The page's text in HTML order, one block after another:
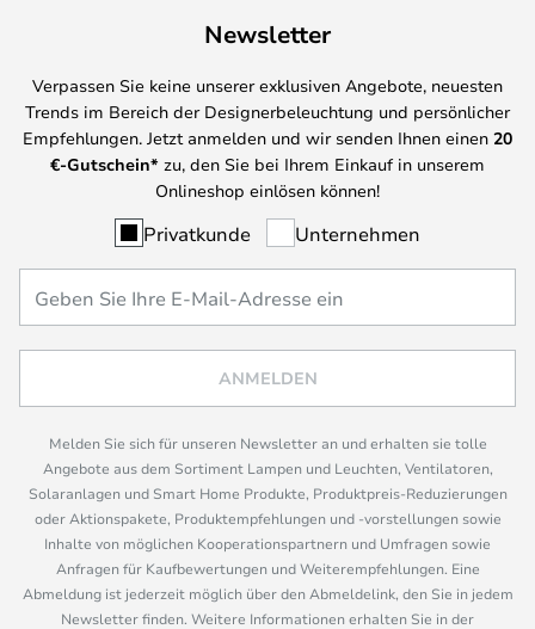
Newsletter
Verpassen Sie keine unserer exklusiven Angebote, neuesten
Trends im Bereich der Designerbeleuchtung und persönlicher
Empfehlungen. Jetzt anmelden und wir senden Ihnen einen 20
€-Gutschein* zu, den Sie bei Ihrem Einkauf in unserem
Onlineshop einlösen können!
Privatkunde Unternehmen
ANMELDEN
Melden Sie sich für unseren Newsletter an und erhalten sie tolle
Angebote aus dem Sortiment Lampen und Leuchten, Ventilatoren,
Solaranlagen und Smart Home Produkte, Produktpreis-Reduzierungen
oder Aktionspakete, Produktempfehlungen und -vorstellungen sowie
Inhalte von möglichen Kooperationspartnern und Umfragen sowie
Anfragen für Kaufbewertungen und Weiterempfehlungen. Eine
Abmeldung ist jederzeit möglich über den Abmeldelink, den Sie in jedem
Newsletter finden. Weitere Informationen erhalten Sie in der